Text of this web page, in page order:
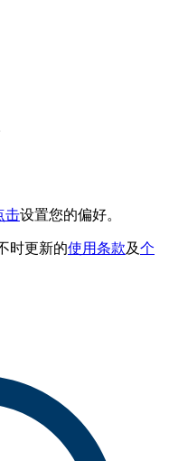
击设置您的偏好。
时更新的使用条款及个